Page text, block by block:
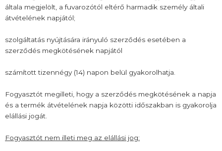
általa megjelölt, a fuvarozótól eltérő harmadik személy általi
átvételének napjától;
szolgáltatás nyújtására irányuló szerződés esetében a
szerződés megkötésének napjától
számított tizennégy (14) napon belül gyakorolhatja.
Fogyasztót megilleti, hogy a szerződés megkötésének a napja
és a termék átvételének napja közötti időszakban is gyakorolja
elállási jogát.
Fogyasztót nem illeti meg az elállási jog: